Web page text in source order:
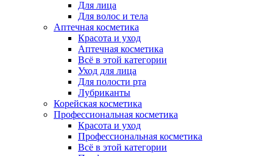
Для лица
Для волос и тела
Аптечная косметика
Красота и уход
Аптечная косметика
Всё в этой категории
Уход для лица
Для полости рта
Лубриканты
Корейская косметика
Профессиональная косметика
Красота и уход
Профессиональная косметика
Всё в этой категории